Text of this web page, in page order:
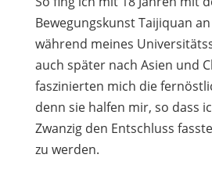
Bewegungskunst Taijiquan
während meines
auch später nach Asien und
faszinierten mich die
denn sie halfen mir, so dass
Zwanzig den Entschluss
zu werden.